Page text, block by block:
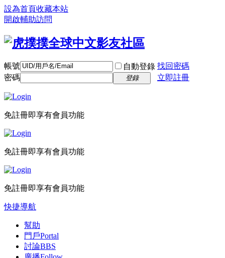
設為首頁收藏本站
開啟輔助訪問
帳號 自動登錄 找回密碼
密碼
登錄 立即註冊
免註冊即享有會員功能
免註冊即享有會員功能
免註冊即享有會員功能
快捷導航
幫助
門戶Portal
討論BBS